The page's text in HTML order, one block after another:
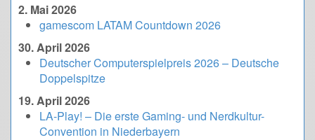
2. Mai 2026
gamescom LATAM Countdown 2026
30. April 2026
Deutscher Computerspielpreis 2026 – Deutsche
Doppelspitze
19. April 2026
LA-Play! – Die erste Gaming- und Nerdkultur-
Convention in Niederbayern